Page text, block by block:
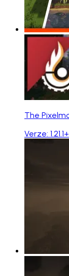
The
Verze: 1.21.1+